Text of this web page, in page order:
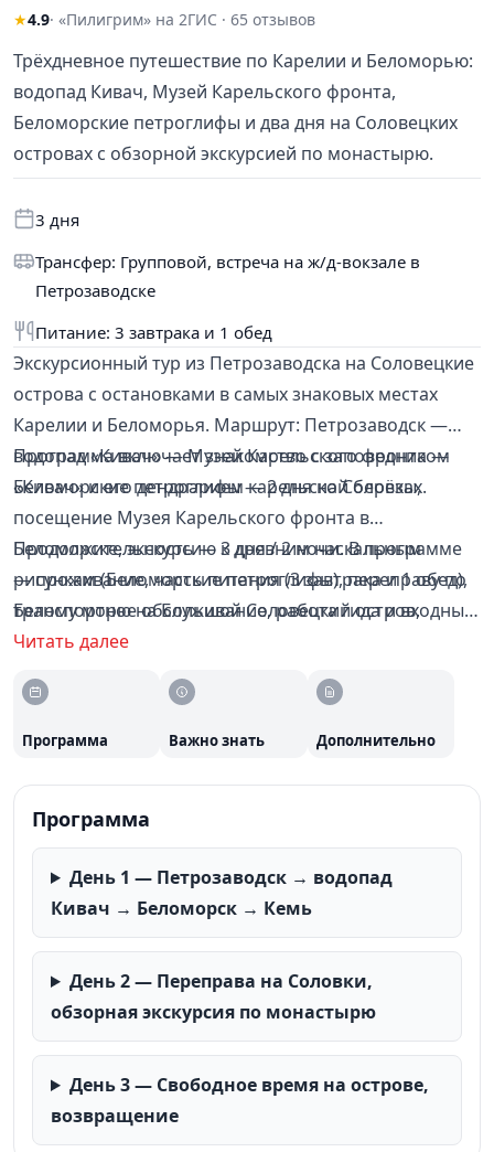
★4.9· «Пилигрим» на 2ГИС · 65 отзывов
Трёхдневное путешествие по Карелии и Беломорью:
водопад Кивач, Музей Карельского фронта,
Беломорские петроглифы и два дня на Соловецких
островах с обзорной экскурсией по монастырю.
3 дня
Трансфер: Групповой, встреча на ж/д-вокзале в
Петрозаводске
Питание: 3 завтрака и 1 обед
Экскурсионный тур из Петрозаводска на Соловецкие
острова с остановками в самых знаковых местах
Карелии и Беломорья. Маршрут: Петрозаводск —
водопад «Кивач» — Музей Карельского фронта —
Беломорские петроглифы — 2 дня на Соловках.
Программа включает знакомство с заповедником
«Кивач» и его дендрарием карельской берёзы,
посещение Музея Карельского фронта в
Беломорске, экскурсию к древним наскальным
рисункам (Беломорские петроглифы), переправу по
Белому морю на Большой Соловецкий остров,
обзорную экскурсию по Соловецкому монастырю и
назначения.
Продолжительность — 3 дня / 2 ночи. В программе
— проживание, часть питания (3 завтрака и 1 обед),
транспортное обслуживание, работа гида и входные
билеты на экскурсии.
Читать далее
Программа Важно знать Дополнительно
Программа
День 1 — Петрозаводск → водопад
Кивач → Беломорск → Кемь
День 2 — Переправа на Соловки,
обзорная экскурсия по монастырю
День 3 — Свободное время на острове,
возвращение